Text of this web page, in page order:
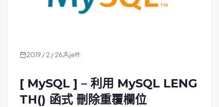
2019 / 2 / 26 jeff
[ MySQL ] – 利用 MySQL LENG
TH() 函式 刪除重覆欄位